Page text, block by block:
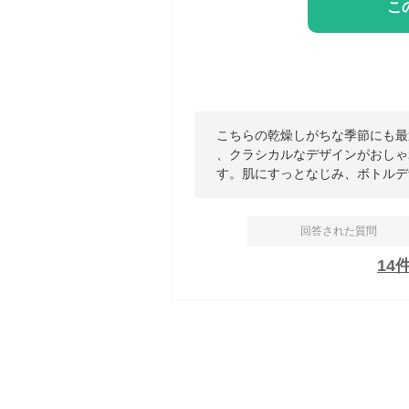
こ
こちらの乾燥しがちな季節にも
、クラシカルなデザインがおし
す。肌にすっとなじみ、ボトル
回答された質問
14